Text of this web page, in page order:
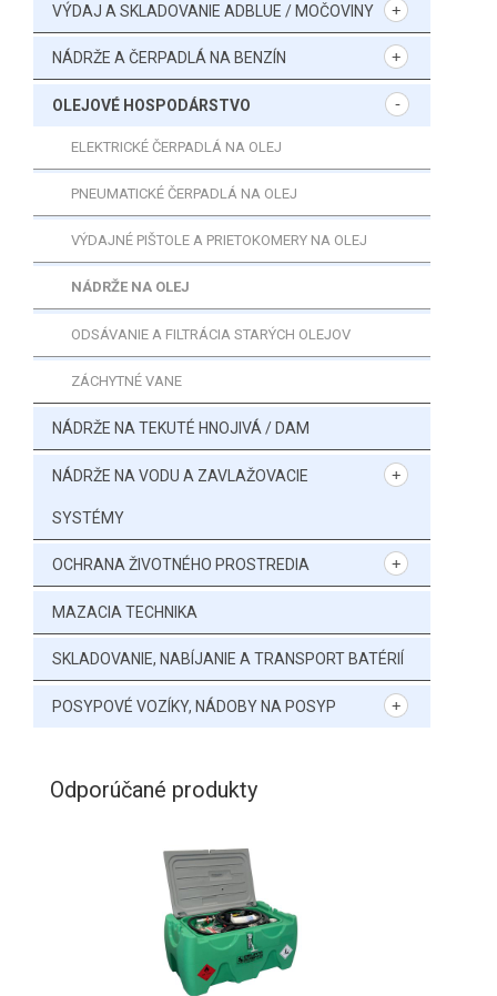
VÝDAJ A SKLADOVANIE ADBLUE / MOČOVINY
NÁDRŽE A ČERPADLÁ NA BENZÍN
OLEJOVÉ HOSPODÁRSTVO
ELEKTRICKÉ ČERPADLÁ NA OLEJ
PNEUMATICKÉ ČERPADLÁ NA OLEJ
VÝDAJNÉ PIŠTOLE A PRIETOKOMERY NA OLEJ
NÁDRŽE NA OLEJ
ODSÁVANIE A FILTRÁCIA STARÝCH OLEJOV
ZÁCHYTNÉ VANE
NÁDRŽE NA TEKUTÉ HNOJIVÁ / DAM
NÁDRŽE NA VODU A ZAVLAŽOVACIE
SYSTÉMY
OCHRANA ŽIVOTNÉHO PROSTREDIA
MAZACIA TECHNIKA
SKLADOVANIE, NABÍJANIE A TRANSPORT BATÉRIÍ
POSYPOVÉ VOZÍKY, NÁDOBY NA POSYP
Odporúčané produkty